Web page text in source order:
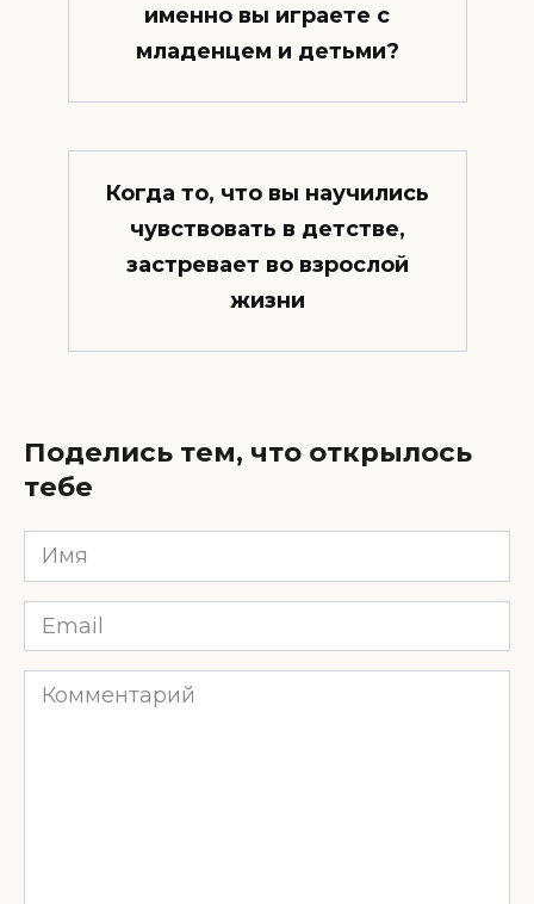
именно вы играете с
младенцем и детьми?
Когда то, что вы научились
чувствовать в детстве,
застревает во взрослой
жизни
Поделись тем, что открылось
тебе
Имя
*
Email
*
Комментарий